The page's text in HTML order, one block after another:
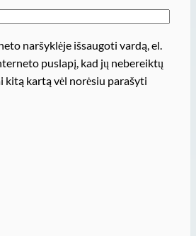
naršyklėje išsaugoti vardą, el.
puslapį, kad jų nebereiktų
kitą kartą vėl norėsiu parašyti